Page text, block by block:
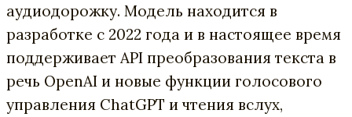
аудиодорожку. Модель находится в
разработке с 2022 года и в настоящее время
поддерживает API преобразования текста в
речь OpenAI и новые функции голосового
управления ChatGPT и чтения вслух,